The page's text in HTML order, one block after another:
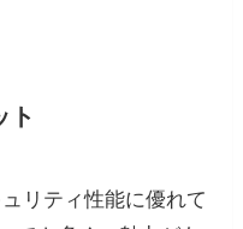
ト
リティ性能に優れて